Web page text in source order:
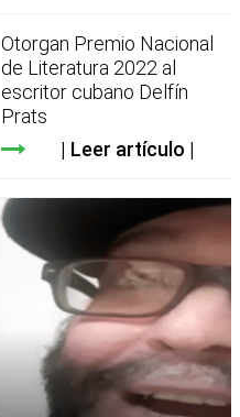
Otorgan Premio Nacional
de Literatura 2022 al
escritor cubano Delfín
Prats
Leer artículo